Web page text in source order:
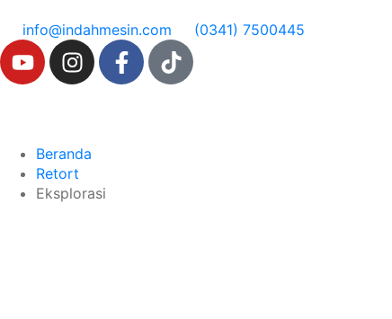
info@indahmesin.com (0341) 7500445
Beranda
Retort
Eksplorasi